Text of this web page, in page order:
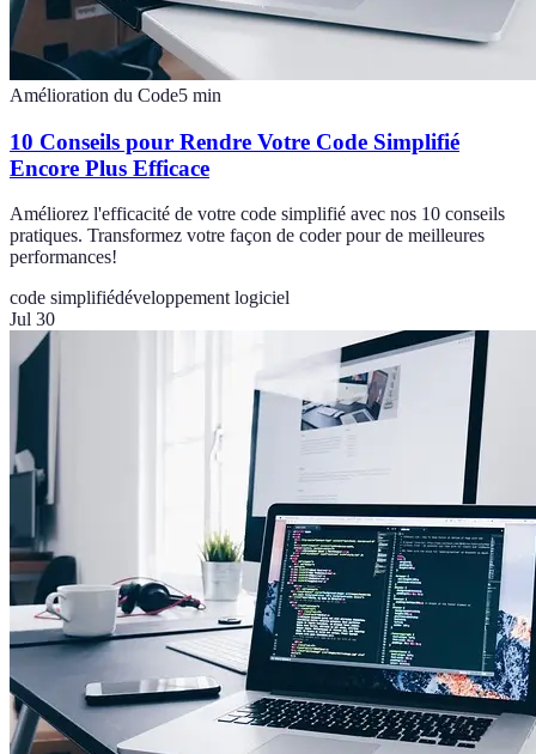
Amélioration du Code5 min
10 Conseils pour Rendre Votre Code Simplifié
Encore Plus Efficace
Améliorez l'efficacité de votre code simplifié avec nos 10 conseils
pratiques. Transformez votre façon de coder pour de meilleures
performances!
code simplifiédéveloppement logiciel
Jul 30